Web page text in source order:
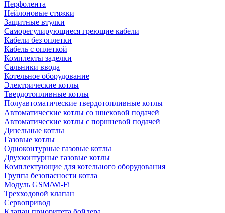
Перфолента
Нейлоновые стяжки
Защитные втулки
Саморегулирующиеся греющие кабели
Кабели без оплетки
Кабель с оплеткой
Комплекты заделки
Сальники ввода
Котельное оборудование
Электрические котлы
Твердотопливные котлы
Полуавтоматические твердотопливные котлы
Автоматические котлы со шнековой подачей
Автоматические котлы с поршневой подачей
Дизельные котлы
Газовые котлы
Одноконтурные газовые котлы
Двухконтурные газовые котлы
Комплектующие для котельного оборудования
Группа безопасности котла
Модуль GSM/Wi-Fi
Трехходовой клапан
Сервопривод